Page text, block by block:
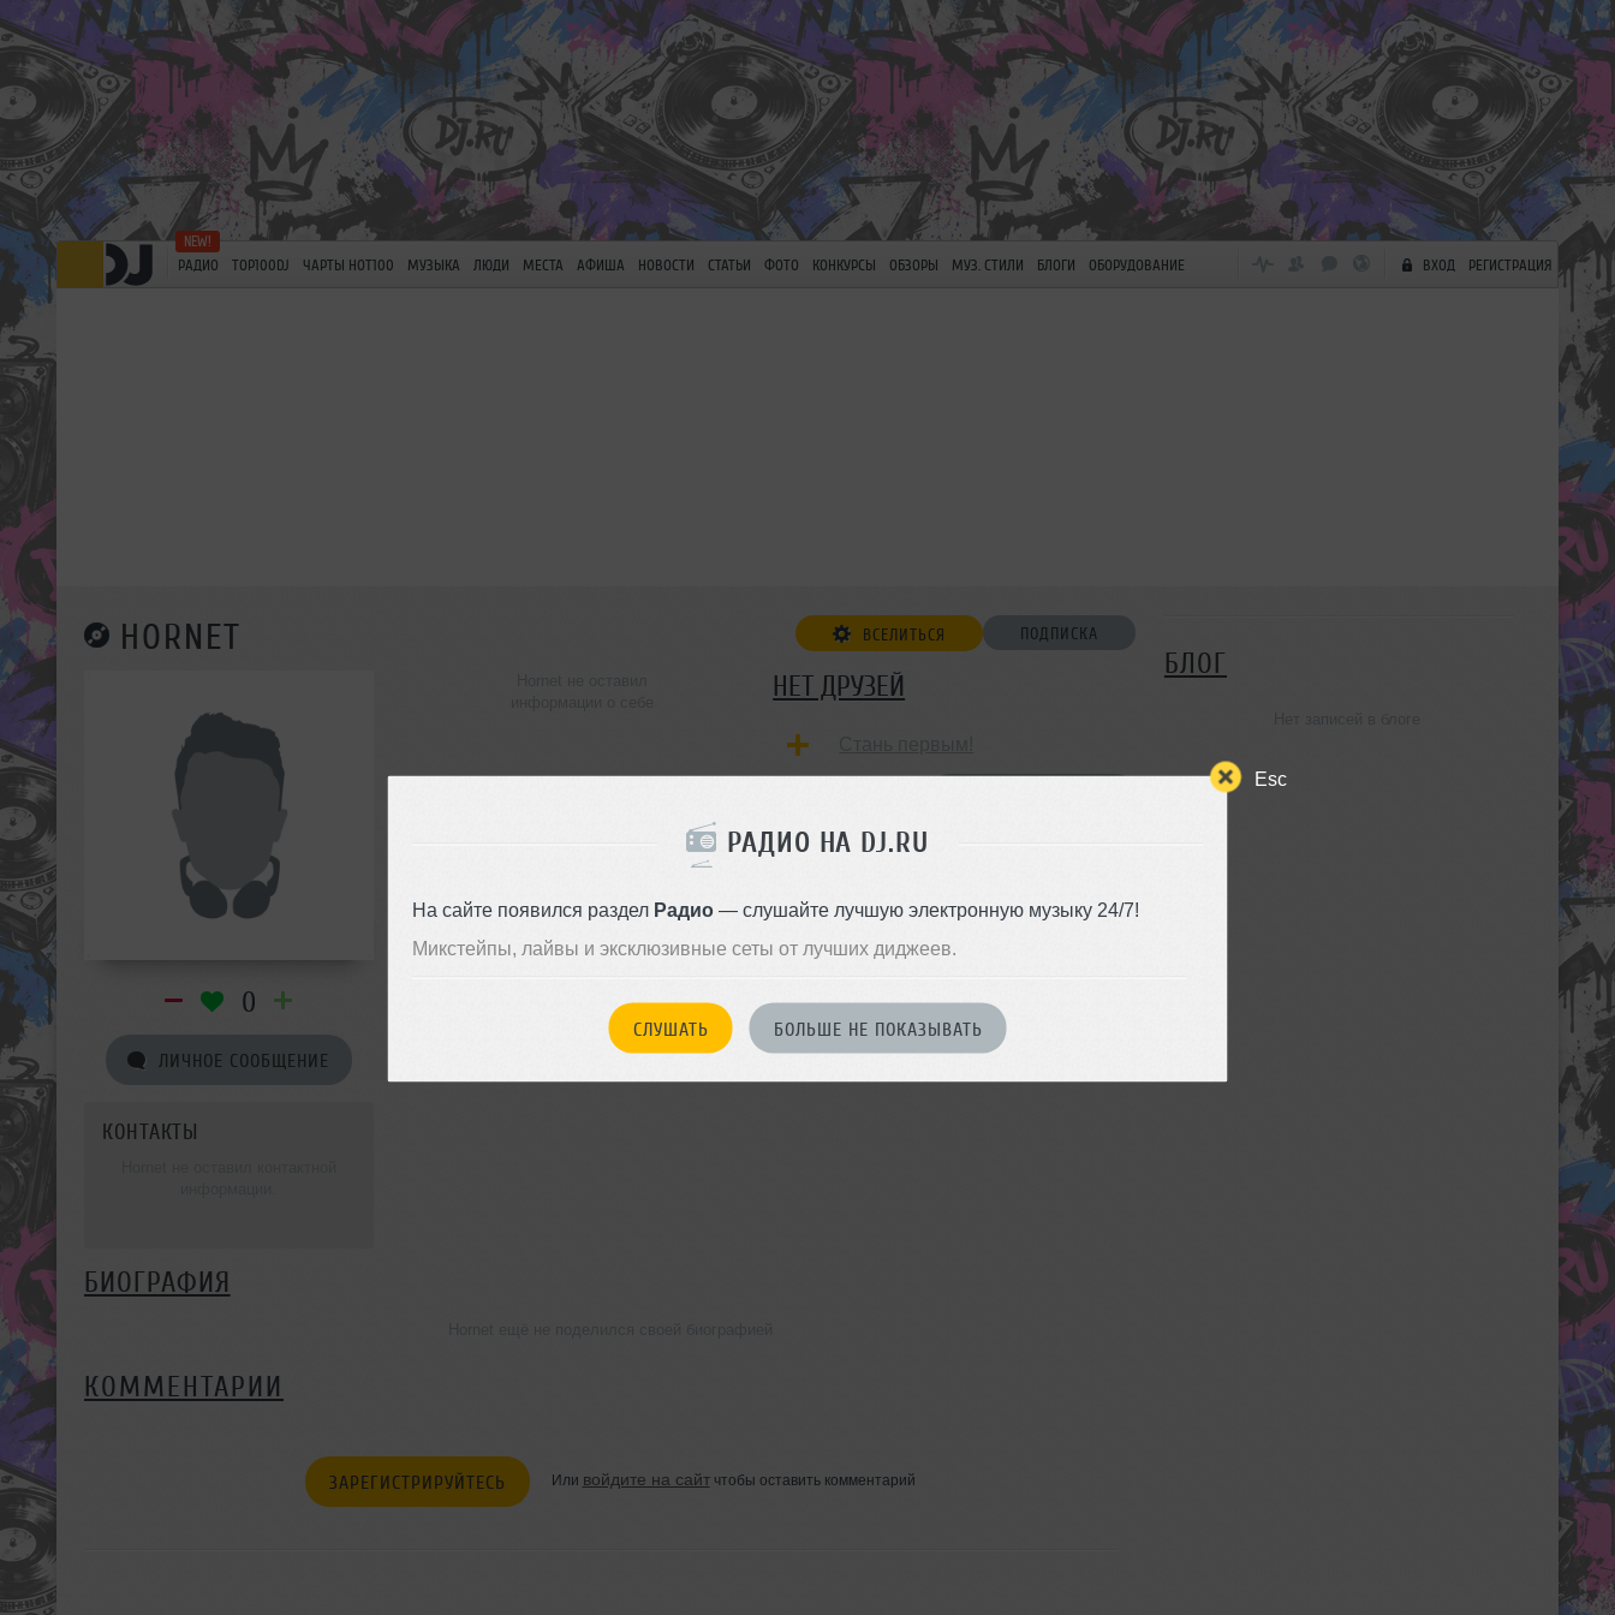
Esc
РАДИО НА DJ.RU
На сайте появился раздел Радио— слушайте лучшую электронную музыку 24/7!
Микстейпы, лайвы и эксклюзивные сеты от лучших диджеев.
СЛУШАТЬ БОЛЬШЕ НЕ ПОКАЗЫВАТЬ
РАДИО TOP100DJ ЧАРТЫ HOT100 МУЗЫКА ЛЮДИ МЕСТА АФИША НОВОСТИ СТАТЬИ ФОТО КОНКУРСЫ ОБЗОРЫ МУЗ. СТИЛИ БЛОГИ ОБОРУДОВАНИЕ ВХОД РЕГИСТРАЦИЯ
HORNET ПОДПИСКА
ВСЕЛИТЬСЯ
0
ЛИЧНОЕ СООБЩЕНИЕ
КОНТАКТЫ
НЕТ ДРУЗЕЙ
БИОГРАФИЯ
КОММЕНТАРИИ
ЗАРЕГИСТРИРУЙТЕСЬ Или войдите на сайтчтобы оставить комментарий
БЛОГ